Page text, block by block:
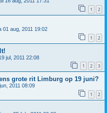
1 2
01 aug, 2011 19:02
1 2
jul, 2011 22:08
1 2 3
grote rit Limburg op 19 juni?
2011 08:09
1 2